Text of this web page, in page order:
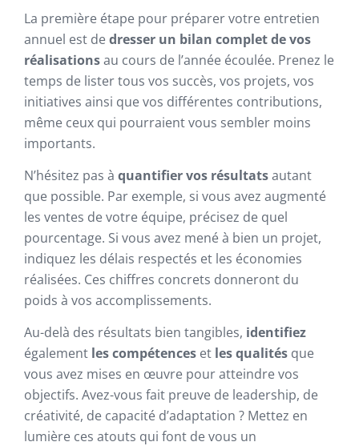
La première étape pour préparer votre entretien
annuel est dedresser un bilan complet de vos
réalisationsau cours de l’année écoulée. Prenez le
temps de lister tous vos succès, vos projets, vos
initiatives ainsi que vos différentes contributions,
même ceux qui pourraient vous sembler moins
importants.
N’hésitez pas à quantifier vos résultatsautant
que possible. Par exemple, si vous avez augmenté
les ventes de votre équipe, précisez de quel
pourcentage. Si vous avez mené à bien un projet,
indiquez les délais respectés et les économies
réalisées. Ces chiffres concrets donneront du
poids à vos accomplissements.
Au-delà des résultats bien tangibles, identifiez
également les compétences et les qualités que
vous avez mises en œuvre pour atteindre vos
objectifs. Avez-vous fait preuve de leadership, de
créativité, de capacité d’adaptation ? Mettez en
lumière ces atouts qui font de vous un